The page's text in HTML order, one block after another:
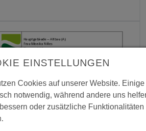
EINSTELLUNGEN
Cookies auf unserer Website.
notwendig, während andere uns
oder zusätzliche